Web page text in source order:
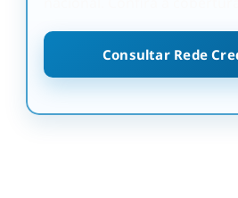
Consultar Rede